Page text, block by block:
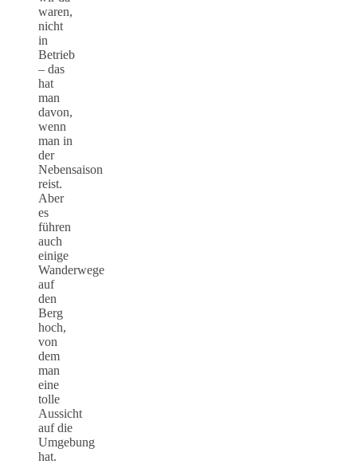
waren,
nicht
in
Betrieb
– das
hat
man
davon,
wenn
man in
der
Nebensaison
reist.
Aber
es
führen
auch
einige
Wanderwege
auf
den
Berg
hoch,
von
dem
man
eine
tolle
Aussicht
auf die
Umgebung
hat.